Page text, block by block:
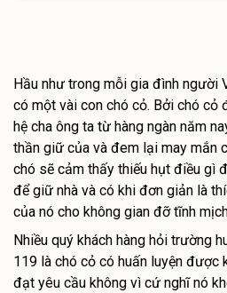
Hầu như trong mỗi gia đình người
có một vài con chó cỏ. Bởi chó cỏ
hệ cha ông ta từ hàng ngàn năm
thần giữ của và đem lại may mắn
chó sẽ cảm thấy thiếu hụt điều gì
để giữ nhà và có khi đơn giản là
của nó cho không gian đỡ tĩnh
Nhiều quý khách hàng hỏi trường
119 là chó cỏ có huấn luyện được
đạt yêu cầu không vì cứ nghĩ nó